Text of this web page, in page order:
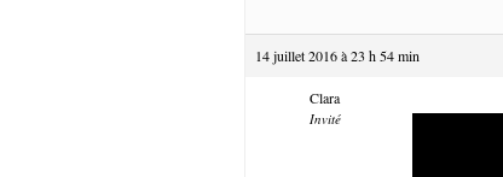
14 juillet 2016 à 23 h 54 min
Clara
Invité